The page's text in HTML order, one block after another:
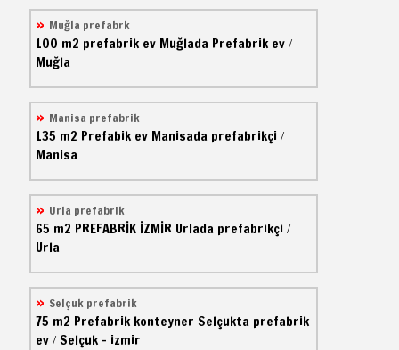
Muğla prefabrk
100 m2 prefabrik ev Muğlada Prefabrik ev/
Muğla
Manisa prefabrik
135 m2 Prefabik ev Manisada prefabrikçi /
Manisa
Urla prefabrik
65 m2 PREFABRİK İZMİR Urlada prefabrikçi /
Urla
Selçuk prefabrik
75 m2 Prefabrik konteyner Selçukta prefabrik
ev/ Selçuk - izmir